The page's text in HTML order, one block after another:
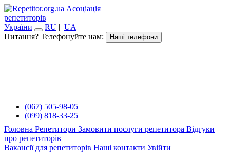
Асоціація
репетиторів
України
RU | UA
Питання? Телефонуйте нам:
Наші телефони
(067) 505-98-05
(099) 818-33-25
Головна Репетитори Замовити послуги репетитора Відгуки
про репетиторів
Вакансії для репетиторів Наші контакти Увійти